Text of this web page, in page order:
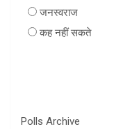
जनस्वराज
कह नहीं सकते
Polls Archive